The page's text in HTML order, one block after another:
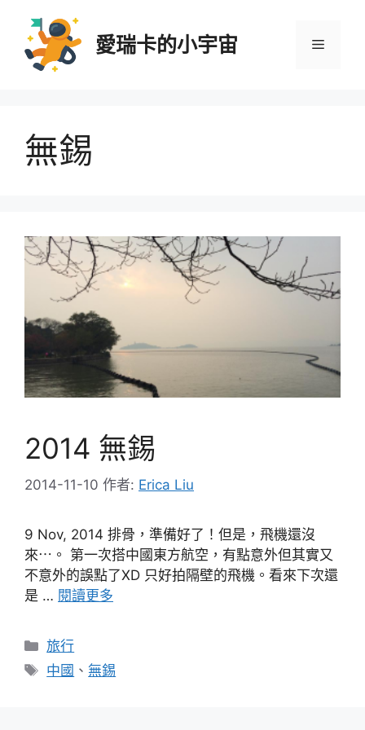
愛瑞卡的小宇宙 選
無錫
2014 無錫
2014-11-10 作者: Erica Liu
9 Nov, 2014 排骨，準備好了！但是，飛機還沒
來⋯。 第一次搭中國東方航空，有點意外但其實又
不意外的誤點了XD 只好拍隔壁的飛機。看來下次還
是 … 閱讀更多
分
類
旅行
標
中國 、無錫